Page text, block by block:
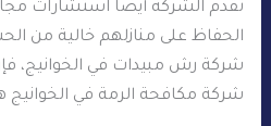
تقدم الشركة أيضًا استشارات
الحفاظ على منازلهم خالية من
شركة رش مبيدات في الخوانيج،
شركة مكافحة الرمة في الخوانيج